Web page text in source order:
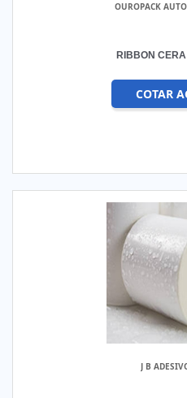
OUROPACK
RIBBON
COTAR
J B